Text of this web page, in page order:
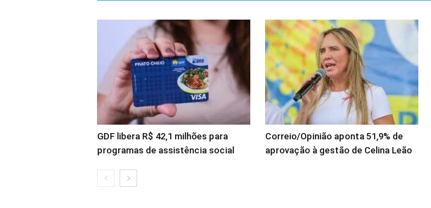
GDF libera R$ 42,1 milhões para
programas de assistência social
Correio/Opinião aponta 51,9% de
aprovação à gestão de Celina Leão